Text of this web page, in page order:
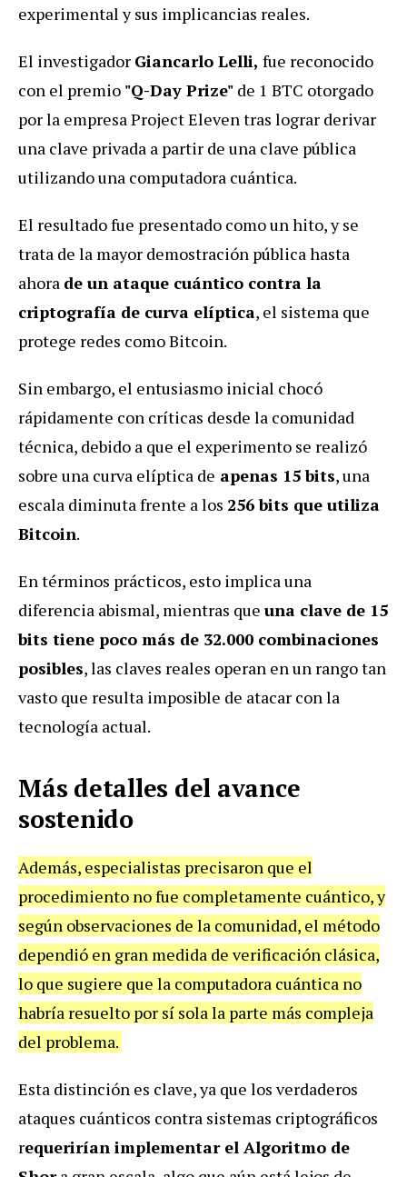
experimental y sus implicancias reales.
El investigador Giancarlo Lelli, fue reconocido
con el premio "Q-Day Prize" de 1 BTC otorgado
por la empresa Project Eleven tras lograr derivar
una clave privada a partir de una clave pública
utilizando una computadora cuántica.
El resultado fue presentado como un hito, y se
trata de la mayor demostración pública hasta
ahora de un ataque cuántico contra la
criptografía de curva elíptica, el sistema que
protege redes como Bitcoin.
Sin embargo, el entusiasmo inicial chocó
rápidamente con críticas desde la comunidad
técnica, debido a que el experimento se realizó
sobre una curva elíptica de apenas 15 bits, una
escala diminuta frente a los 256 bits que utiliza
Bitcoin.
En términos prácticos, esto implica una
diferencia abismal, mientras que una clave de 15
bits tiene poco más de 32.000 combinaciones
posibles, las claves reales operan en un rango tan
vasto que resulta imposible de atacar con la
tecnología actual.
Más detalles del avance
sostenido
Además, especialistas precisaron que el
procedimiento no fue completamente cuántico, y
según observaciones de la comunidad, el método
dependió en gran medida de verificación clásica,
lo que sugiere que la computadora cuántica no
habría resuelto por sí sola la parte más compleja
del problema.
Esta distinción es clave, ya que los verdaderos
ataques cuánticos contra sistemas criptográficos
requerirían implementar el Algoritmo de